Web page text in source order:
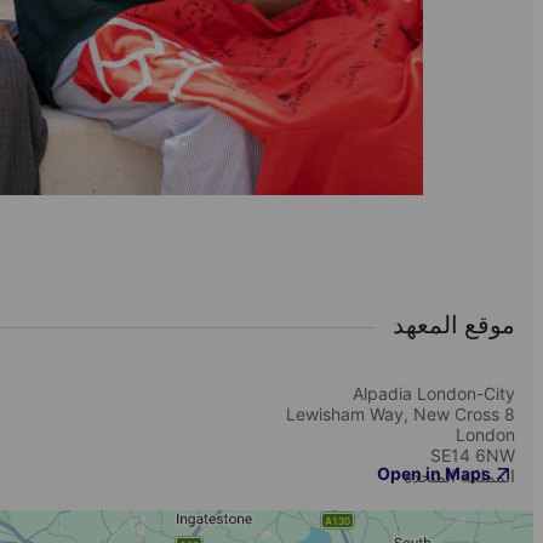
موقع المعهد
Alpadia London-City
8 Lewisham Way, New Cross
London
SE14 6NW
المملكة المتحدة
Open in Maps